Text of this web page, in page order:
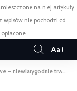
na niej artykuły
wpisów nie pochodzi od
Aa
trwałe rozwiązanie dla Twojego domu